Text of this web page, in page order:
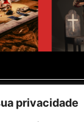
privacidade